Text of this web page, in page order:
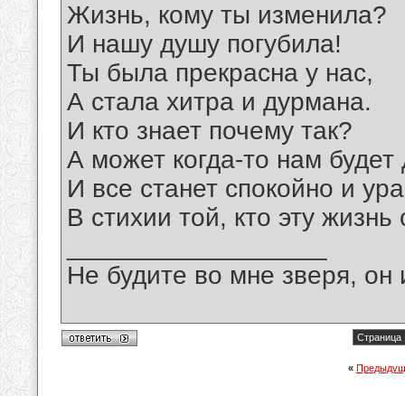
Жизнь, кому ты изменила?
И нашу душу погубила!
Ты была прекрасна у нас,
А стала хитра и дурмана.
И кто знает почему так?
А может когда-то нам будет
И все станет спокойно и
В стихии той, кто эту жизнь
Не будите во мне зверя, он
Страница
«